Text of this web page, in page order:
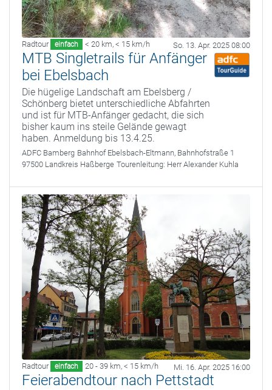
Radtour einfach < 20 km, < 15 km/h So. 13. Apr. 2025 08:00
MTB Singletrails für Anfänger
bei Ebelsbach
Die hügelige Landschaft am Ebelsberg /
Schönberg bietet unterschiedliche Abfahrten
und ist für MTB-Anfänger gedacht, die sich
bisher kaum ins steile Gelände gewagt
haben. Anmeldung bis 13.4.25.
ADFC Bamberg Bahnhof Ebelsbach-Eltmann, Bahnhofstraße 1
97500 Landkreis Haßberge Tourenleitung: Herr Alexander Kuhla
Radtour einfach 20 - 39 km, < 15 km/h Mi. 16. Apr. 2025 16:00
Feierabendtour nach Pettstadt